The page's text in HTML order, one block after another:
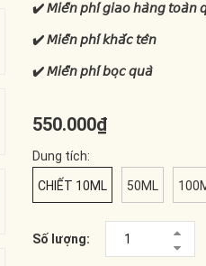
✔️ 𝘔𝘪𝘦̂̃𝘯 𝘱𝘩𝘪́ 𝘨𝘪𝘢𝘰 𝘩𝘢̀𝘯𝘨 𝘵𝘰𝘢̀𝘯
✔️ 𝘔𝘪𝘦̂̃𝘯 𝘱𝘩𝘪́ 𝘬𝘩𝘢̆́𝘤 𝘵𝘦̂𝘯
✔️ 𝘔𝘪𝘦̂̃𝘯 𝘱𝘩𝘪́ 𝘣𝘰̣𝘤 𝘲𝘶𝘢̀
550.000₫
Dung tích:
CHIẾT 10ML 50ML
Số lượng: